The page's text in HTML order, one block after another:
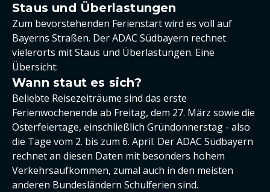
Staus und Überlastungen
Zum bevorstehenden Ferienstart wird es voll auf
Bayerns Straßen. Der ADAC Südbayern rechnet
vielerorts mit Staus und Überlastungen. Eine
Übersicht:
Wann staut es sich?
Beliebte Reisezeiträume sind das erste
Ferienwochenende ab Freitag, dem 27. März sowie die
Osterfeiertage, einschließlich Gründonnerstag - also
die Tage vom 2. bis zum 6. April. Der ADAC Südbayern
rechnet an diesen Daten mit besonders hohem
Verkehrsaufkommen, zumal auch in den meisten
anderen Bundesländern Schulferien sind.